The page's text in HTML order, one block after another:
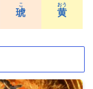
琥
こ
黄
おう